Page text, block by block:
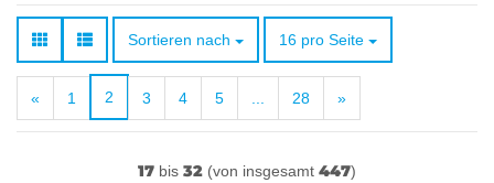
Sortieren nach
Sortieren nach 16 pro Seite
pro Seite
« 1 2 3 4 5 ... 28 »
17 bis 32 (von insgesamt 447)